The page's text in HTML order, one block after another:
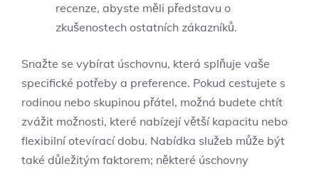
recenze, abyste měli představu o
zkušenostech ostatních zákazníků.
Snažte se vybírat úschovnu, která splňuje vaše
specifické potřeby a preference. Pokud cestujete s
rodinou nebo skupinou přátel, možná budete chtít
zvážit možnosti, které nabízejí větší kapacitu nebo
flexibilní otevírací dobu. Nabídka služeb může být
také důležitým faktorem; některé úschovny